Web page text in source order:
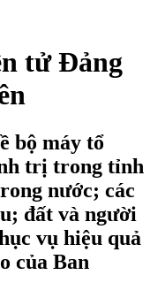
tử Đảng
bộ máy tổ
trị trong tỉnh
nước; các
đất và người
vụ hiệu quả
của Ban